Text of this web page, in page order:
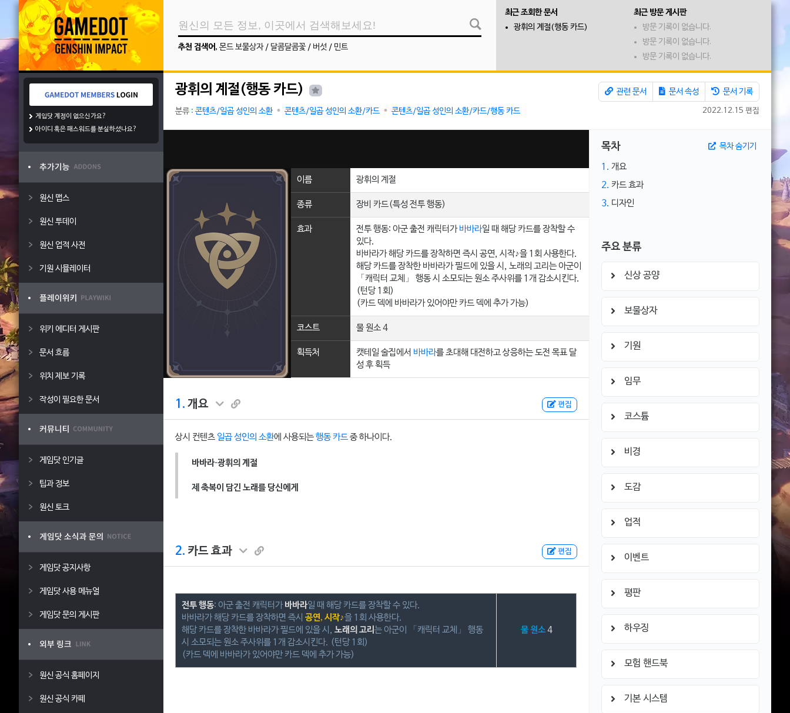
게임닷 계정이 없으신가요?
아이디 혹은 패스워드를 분실하셨나요?
원신 맵스
원신 투데이
원신 업적 사전
기원 시뮬레이터
위키 에디터 게시판
문서 흐름
위치 제보 기록
작성이 필요한 문서
게임닷 인기글
팁과 정보
원신 토크
게임닷 공지사항
게임닷 사용 메뉴얼
게임닷 문의 게시판
원신 공식 홈페이지
원신 공식 카페
추천 검색어 , 몬드 보물상자/ 달콤달콤꽃/ 버섯 / 민트
최근 조회한 문서
광휘의 계절(행동 카드)
최근 방문 게시판
방문 기록이 없습니다.
방문 기록이 없습니다.
방문 기록이 없습니다.
광휘의 계절(행동 카드)
분류 : 콘텐츠/일곱 성인의 소환 콘텐츠/일곱 성인의 소환/카드 콘텐츠/일곱 성인의 소환/카드/행동 카드
관련 문서 문서 속성 문서 기록
2022.12.15 편집
이름 광휘의 계절
종류 장비 카드(특성 전투 행동)
효과 전투 행동: 아군 출전 캐릭터가바바라일 때 해당 카드를 장착할 수
있다.
바바라가 해당 카드를 장착하면 즉시 공연, 시작♪을 1회 사용한다.
해당 카드를 장착한 바바라가 필드에 있을 시, 노래의 고리는 아군이
「캐릭터 교체」 행동 시 소모되는 원소 주사위를 1개 감소시킨다.
(턴당 1회)
(카드 덱에 바바라가 있어야만 카드 덱에 추가 가능)
코스트 물 원소 4
획득처 캣테일 술집에서 바바라를 초대해 대전하고 상응하는 도전 목표 달
성 후 획득
1. 개요 편집
상시 컨텐츠 일곱 성인의 소환에 사용되는행동 카드중 하나이다.
바바라·광휘의 계절
제 축복이 담긴 노래를 당신에게
2. 카드 효과 편집
전투 행동: 아군 출전 캐릭터가바바라일 때 해당 카드를 장착할 수 있다.
바바라가 해당 카드를 장착하면 즉시공연, 시작♪을 1회 사용한다.
해당 카드를 장착한 바바라가 필드에 있을 시,노래의 고리는 아군이 「캐릭터 교체」 행동
시 소모되는 원소 주사위를 1개 감소시킨다. (턴당 1회)
(카드 덱에 바바라가 있어야만 카드 덱에 추가 가능)
물 원소4
목차 숨기기
목차
1. 개요
2. 카드 효과
3. 디자인
주요 분류
신상 공양
보물상자
기원
임무
코스튬
비경
도감
업적
이벤트
평판
하우징
모험 핸드북
기본 시스템